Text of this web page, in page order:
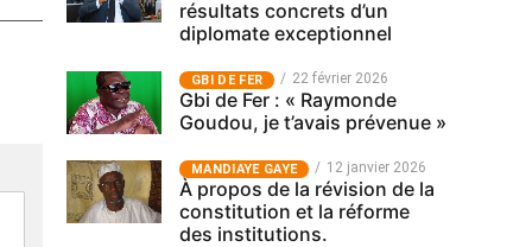
résultats concrets d’un
diplomate exceptionnel
GBI DE FER 22 février 2026
Gbi de Fer : « Raymonde
Goudou, je t’avais prévenue »
MANDIAYE GAYE 12 janvier 2026
À propos de la révision de la
constitution et la réforme
des institutions.